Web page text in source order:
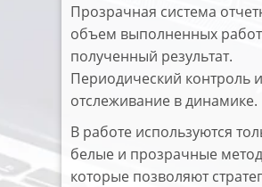
Прозрачная система
объем выполненных
полученный результат.
Периодический контроль и
отслеживание в динамике.
В работе используются
белые и прозрачные
которые позволяют